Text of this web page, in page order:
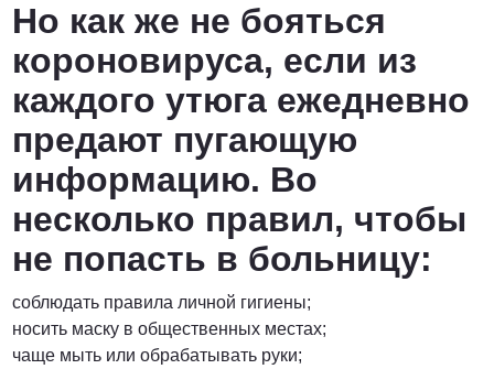
Но как же не бояться
короновируса, если из
каждого утюга ежедневно
предают пугающую
информацию. Во
несколько правил, чтобы
не попасть в больницу:
соблюдать правила личной гигиены;
носить маску в общественных местах;
чаще мыть или обрабатывать руки;